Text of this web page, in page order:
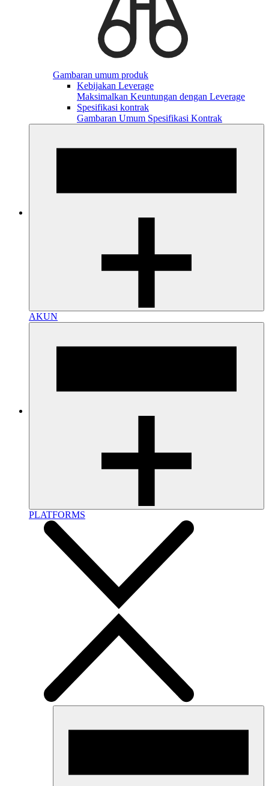
Gambaran umum produk
Kebijakan Leverage
Maksimalkan Keuntungan dengan Leverage
Spesifikasi kontrak
Gambaran Umum Spesifikasi Kontrak
AKUN
PLATFORMS